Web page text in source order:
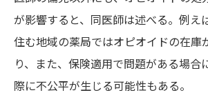
が影響すると、同医師は述べる。例え
住む地域の薬局ではオピオイドの在庫
り、また、保険適用で問題がある場合
際に不公平が生じる可能性もある。